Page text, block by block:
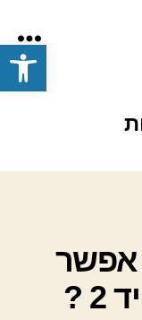
פתח סרגל נגישות
תפריט
אפשר
?